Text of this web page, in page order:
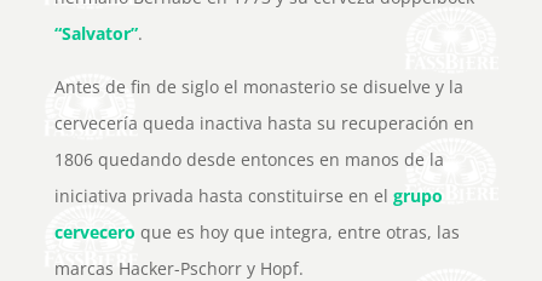
“Salvator”.
Antes de fin de siglo el monasterio se disuelve y la
cervecería queda inactiva hasta su recuperación en
1806 quedando desde entonces en manos de la
iniciativa privada hasta constituirse en el grupo
cervecero que es hoy que integra, entre otras, las
marcas Hacker-Pschorr y Hopf.